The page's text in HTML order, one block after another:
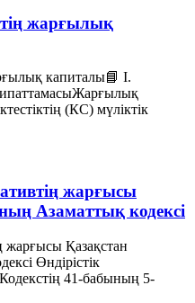
жарғылық
капиталы📘 I.
(КС) мүліктік
жарғысы
Азаматтық кодексi
жарғысы Қазақстан
Өндiрiстiк
41-бабының 5-